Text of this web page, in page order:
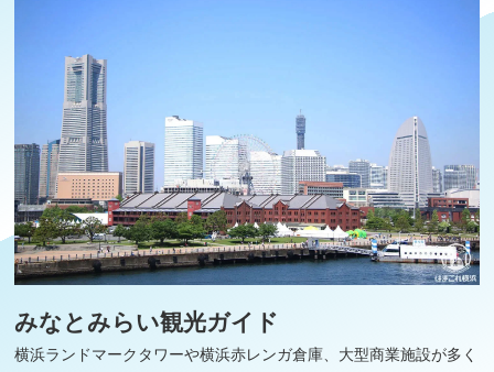
みなとみらい観光ガイド
横浜ランドマークタワーや横浜赤レンガ倉庫、大型商業施設が多く